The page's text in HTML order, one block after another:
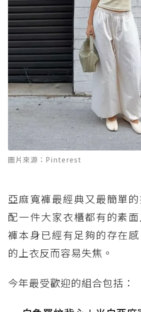
圖片來源：Pinterest
亞麻寬褲最經典又最簡單
配一件大家衣櫃都有的素
褲本身已經有足夠的存在
的上衣反而容易失焦。
今年最受歡迎的組合包括：